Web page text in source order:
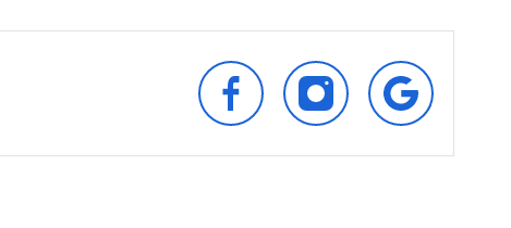
SUIVEZ‑NOUS
SUR
FACEBOOK
SUIVEZ‑NOUS
SUR
INSTAGRAM
SUR
GOOGLE